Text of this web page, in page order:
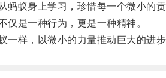
蚁身上学习，珍惜每一个微小的
是一种行为，更是一种精神。
样，以微小的力量推动巨大的进